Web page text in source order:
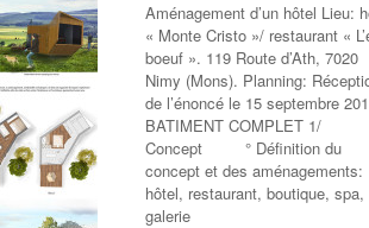
Aménagement d’un hôtel Lieu:
« Monte Cristo »/ restaurant «
boeuf ». 119 Route d’Ath, 7020
Nimy (Mons). Planning:
de l’énoncé le 15 septembre
BATIMENT COMPLET 1/
Concept ° Définition du
concept et des aménagements:
hôtel, restaurant, boutique, spa,
galerie